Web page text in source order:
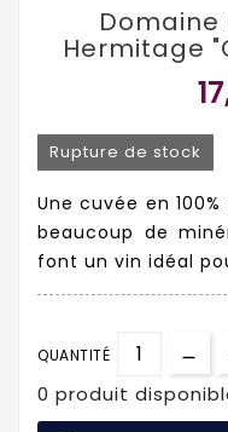
Domaine
Hermitage
Rupture de stock
Une cuvée en
beaucoup de
font un vin idéal
QUANTITÉ
0 produit